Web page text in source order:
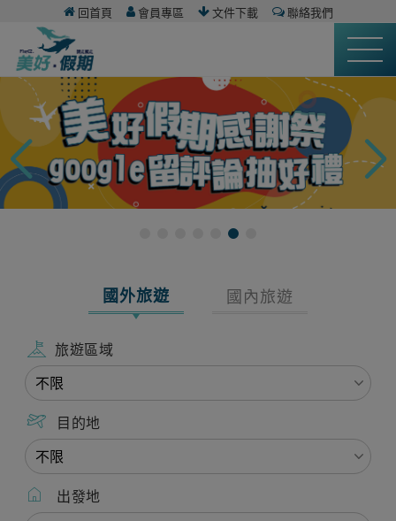
回首頁 會員專區 文件下載 聯絡我們
國外旅遊 國內旅遊
旅遊區域
目的地
出發地